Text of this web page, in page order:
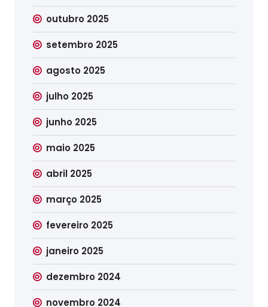
outubro 2025
setembro 2025
agosto 2025
julho 2025
junho 2025
maio 2025
abril 2025
março 2025
fevereiro 2025
janeiro 2025
dezembro 2024
novembro 2024